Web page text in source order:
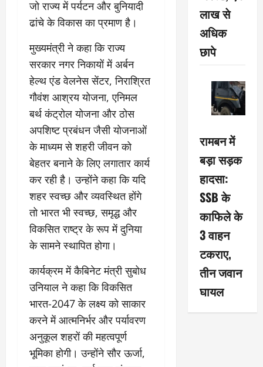
जो राज्य में पर्यटन और बुनियादी
ढांचे के विकास का प्रमाण है।
मुख्यमंत्री ने कहा कि राज्य
सरकार नगर निकायों में अर्बन
हेल्थ एंड वेलनेस सेंटर, निराश्रित
गौवंश आश्रय योजना, एनिमल
बर्थ कंट्रोल योजना और ठोस
अपशिष्ट प्रबंधन जैसी योजनाओं
के माध्यम से शहरी जीवन को
बेहतर बनाने के लिए लगातार कार्य
कर रही है। उन्होंने कहा कि यदि
शहर स्वच्छ और व्यवस्थित होंगे
तो भारत भी स्वच्छ, समृद्ध और
विकसित राष्ट्र के रूप में दुनिया
के सामने स्थापित होगा।
कार्यक्रम में कैबिनेट मंत्री सुबोध
उनियाल ने कहा कि विकसित
भारत-2047 के लक्ष्य को साकार
करने में आत्मनिर्भर और पर्यावरण
अनुकूल शहरों की महत्वपूर्ण
भूमिका होगी। उन्होंने सौर ऊर्जा,
लाख से
अधिक
छापे
रामबन में
बड़ा सड़क
हादसा:
SSB के
काफिले के
3 वाहन
टकराए,
तीन जवान
घायल